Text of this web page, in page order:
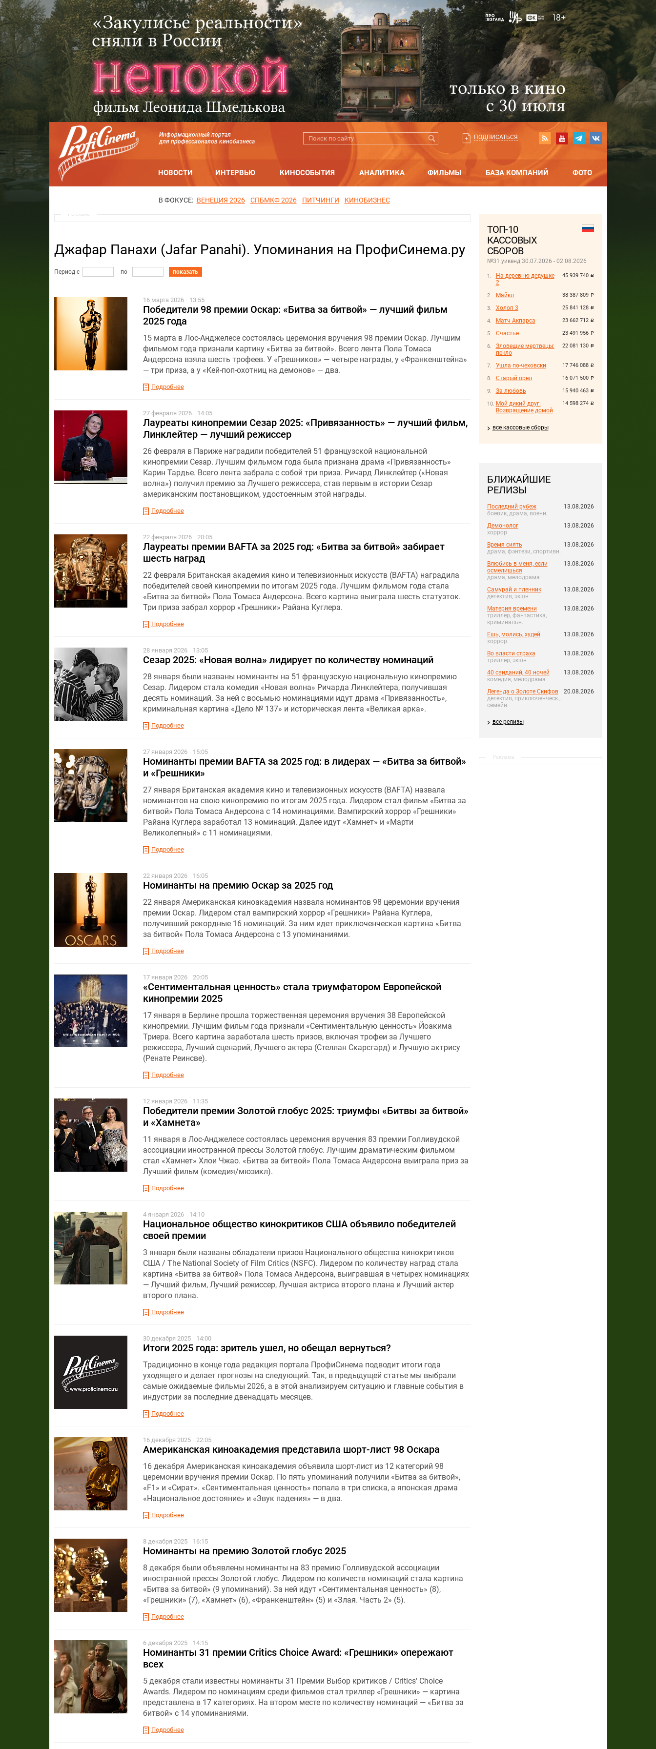
Информационный портал
для профессионалов кинобизнеса
ПОДПИСАТЬСЯ
НОВОСТИ ИНТЕРВЬЮ КИНОСОБЫТИЯ АНАЛИТИКА ФИЛЬМЫ БАЗА КОМПАНИЙ ФОТО
В ФОКУСЕ: ВЕНЕЦИЯ 2026 СПБМКФ 2026 ПИТЧИНГИ КИНОБИЗНЕС
ТОП-10
КАССОВЫХ
СБОРОВ
№31 уикенд 30.07.2026 - 02.08.2026
45 939 740 руб.
На деревню дедушке
2
38 387 809 руб.
Майкл
25 841 128 руб.
Холоп 3
23 662 712 руб.
Матч Акпарса
23 491 956 руб.
Счастье
22 081 130 руб.
Зловещие мертвецы:
пекло
17 746 088 руб.
Ушла по-чеховски
16 071 500 руб.
Старый орел
15 940 463 руб.
За любовь
14 598 274 руб.
Мой дикий друг.
Возвращение домой
все кассовые сборы
БЛИЖАЙШИЕ
РЕЛИЗЫ
Последний рубеж
боевик, драма, военн.
13.08.2026
Демонолог
хоррор
13.08.2026
Время сиять
драма, фэнтези, спортивн.
13.08.2026
Влюбись в меня, если
осмелишься
драма, мелодрама
13.08.2026
Самурай и пленник
детектив, экшн
13.08.2026
Материя времени
триллер, фантастика,
криминальн.
13.08.2026
Ешь, молись, худей
хоррор
13.08.2026
Во власти страха
триллер, экшн
13.08.2026
40 свиданий, 40 ночей
комедия, мелодрама
13.08.2026
Легенда о Золоте Скифов
детектив, приключенческ.,
семейн.
20.08.2026
все релизы
Реклама
Реклама
Джафар Панахи (Jafar Panahi). Упоминания на ПрофиСинема.ру
Период с по показать
16 марта 2026 13:55
Победители 98 премии Оскар: «Битва за битвой» — лучший фильм
2025 года
15 марта в Лос-Анджелесе состоялась церемония вручения 98 премии Оскар. Лучшим
фильмом года признали картину «Битва за битвой». Всего лента Пола Томаса
Андерсона взяла шесть трофеев. У «Грешников» — четыре награды, у «Франкенштейна»
— три приза, а у «Кей-поп-охотниц на демонов» — два.
Подробнее
27 февраля 2026 14:05
Лауреаты кинопремии Сезар 2025: «Привязанность» — лучший фильм,
Линклейтер — лучший режиссер
26 февраля в Париже наградили победителей 51 французской национальной
кинопремии Сезар. Лучшим фильмом года была признана драма «Привязанность»
Карин Тардье. Всего лента забрала с собой три приза. Ричард Линклейтер («Новая
волна») получил премию за Лучшего режиссера, став первым в истории Сезар
американским постановщиком, удостоенным этой награды.
Подробнее
22 февраля 2026 20:05
Лауреаты премии BAFTA за 2025 год: «Битва за битвой» забирает
шесть наград
22 февраля Британская академия кино и телевизионных искусств (BAFTA) наградила
победителей своей кинопремии по итогам 2025 года. Лучшим фильмом года стала
«Битва за битвой» Пола Томаса Андерсона. Всего картина выиграла шесть статуэток.
Три приза забрал хоррор «Грешники» Райана Куглера.
Подробнее
28 января 2026 13:05
Сезар 2025: «Новая волна» лидирует по количеству номинаций
28 января были названы номинанты на 51 французскую национальную кинопремию
Сезар. Лидером стала комедия «Новая волна» Ричарда Линклейтера, получившая
десять номинаций. За ней с восьмью номинациями идут драма «Привязанность»,
криминальная картина «Дело № 137» и историческая лента «Великая арка».
Подробнее
27 января 2026 15:05
Номинанты премии BAFTA за 2025 год: в лидерах — «Битва за битвой»
и «Грешники»
27 января Британская академия кино и телевизионных искусств (BAFTA) назвала
номинантов на свою кинопремию по итогам 2025 года. Лидером стал фильм «Битва за
битвой» Пола Томаса Андерсона с 14 номинациями. Вампирский хоррор «Грешники»
Райана Куглера заработал 13 номинаций. Далее идут «Хамнет» и «Марти
Великолепный» с 11 номинациями.
Подробнее
22 января 2026 16:05
Номинанты на премию Оскар за 2025 год
22 января Американская киноакадемия назвала номинантов 98 церемонии вручения
премии Оскар. Лидером стал вампирский хоррор «Грешники» Райана Куглера,
получивший рекордные 16 номинаций. За ним идет приключенческая картина «Битва
за битвой» Пола Томаса Андерсона с 13 упоминаниями.
Подробнее
17 января 2026 20:05
«Сентиментальная ценность» стала триумфатором Европейской
кинопремии 2025
17 января в Берлине прошла торжественная церемония вручения 38 Европейской
кинопремии. Лучшим фильм года признали «Сентиментальную ценность» Йоакима
Триера. Всего картина заработала шесть призов, включая трофеи за Лучшего
режиссера, Лучший сценарий, Лучшего актера (Стеллан Скарсгард) и Лучшую актрису
(Ренате Реинсве).
Подробнее
12 января 2026 11:35
Победители премии Золотой глобус 2025: триумфы «Битвы за битвой»
и «Хамнета»
11 января в Лос-Анджелесе состоялась церемония вручения 83 премии Голливудской
ассоциации иностранной прессы Золотой глобус. Лучшим драматическим фильмом
стал «Хамнет» Хлои Чжао. «Битва за битвой» Пола Томаса Андерсона выиграла приз за
Лучший фильм (комедия/мюзикл).
Подробнее
4 января 2026 14:10
Национальное общество кинокритиков США объявило победителей
своей премии
3 января были названы обладатели призов Национального общества кинокритиков
США / The National Society of Film Critics (NSFC). Лидером по количеству наград стала
картина «Битва за битвой» Пола Томаса Андерсона, выигравшая в четырех номинациях
— Лучший фильм, Лучший режиссер, Лучшая актриса второго плана и Лучший актер
второго плана.
Подробнее
30 декабря 2025 14:00
Итоги 2025 года: зритель ушел, но обещал вернуться?
Традиционно в конце года редакция портала ПрофиСинема подводит итоги года
уходящего и делает прогнозы на следующий. Так, в предыдущей статье мы выбрали
самые ожидаемые фильмы 2026, а в этой анализируем ситуацию и главные события в
индустрии за последние двенадцать месяцев.
Подробнее
16 декабря 2025 22:05
Американская киноакадемия представила шорт-лист 98 Оскара
16 декабря Американская киноакадемия объявила шорт-лист из 12 категорий 98
церемонии вручения премии Оскар. По пять упоминаний получили «Битва за битвой»,
«F1» и «Сират». «Сентиментальная ценность» попала в три списка, а японская драма
«Национальное достояние» и «Звук падения» — в два.
Подробнее
8 декабря 2025 16:15
Номинанты на премию Золотой глобус 2025
8 декабря были объявлены номинанты на 83 премию Голливудской ассоциации
иностранной прессы Золотой глобус. Лидером по количеств номинаций стала картина
«Битва за битвой» (9 упоминаний). За ней идут «Сентиментальная ценность» (8),
«Грешники» (7), «Хамнет» (6), «Франкенштейн» (5) и «Злая. Часть 2» (5).
Подробнее
6 декабря 2025 14:15
Номинанты 31 премии Critics Choice Award: «Грешники» опережают
всех
5 декабря стали известны номинанты 31 Премии Выбор критиков / Critics' Choice
Awards. Лидером по номинациям среди фильмов стал триллер «Грешники» — картина
представлена в 17 категориях. На втором месте по количеству номинаций — «Битва за
битвой» с 14 упоминаниями.
Подробнее